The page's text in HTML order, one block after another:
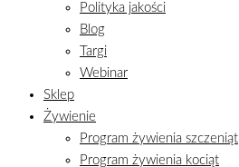
Polityka jakości
Blog
Targi
Webinar
Sklep
Żywienie
Program żywienia szczeniąt
Program żywienia kociąt